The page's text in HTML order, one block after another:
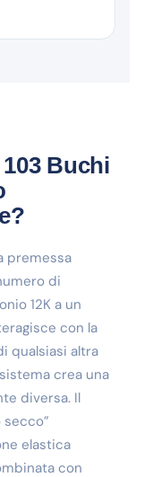
Buchi
premessa
di
12K a un
con la
qualsiasi altra
crea una
diversa. Il
elastica
con